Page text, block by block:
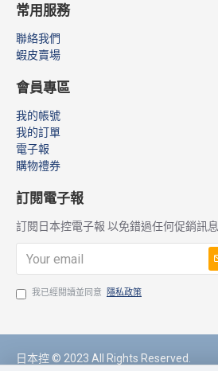
常用服務
聯絡我們
蝦皮賣場
會員專區
我的帳號
我的訂單
電子報
購物禮券
訂閱電子報
訂閱日本控電子報 以免錯過任何促銷訊息
我已經閱讀並同意 隱私政策
日本控 © 2023 All Rights Reserved.